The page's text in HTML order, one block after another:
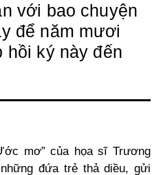
với bao chuyện
để năm mươi
hồi ký này đến
mơ” của họa sĩ Trương
đứa trẻ thả diều, gửi